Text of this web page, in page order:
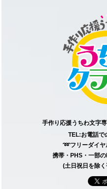
手作り応援うちわ文
TEL:お電話で
➿フリーダイ
携帯・PHS・一部
(土日祝日を除